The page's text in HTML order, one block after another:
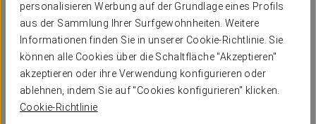
personalisieren Werbung auf der Grundlage eines Profils
aus der Sammlung Ihrer Surfgewohnheiten. Weitere
Informationen finden Sie in unserer Cookie-Richtlinie. Sie
können alle Cookies über die Schaltfläche "Akzeptieren"
akzeptieren oder ihre Verwendung konfigurieren oder
ablehnen, indem Sie auf "Cookies konfigurieren" klicken.
Cookie-Richtlinie
Diese Allgemeinen Geschäftsbedingungen regeln
zusammen mit den besonderen Bedingungen der
Reservierung die Bedingungen Ihrer Reservierung. Der
Vorbehalt unterliegt der Gesetzgebung des
Niederlassungslandes und der örtlichen Gesetzgebung
sowie den Verbraucherrechten auf der Grundlage ihrer
Adresse.